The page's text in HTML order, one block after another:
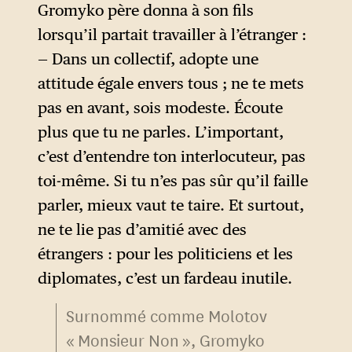
et une décapitation de son
pouvoir souverain. C’est la
raison pour laquelle
Volodymyr Zelensky a encore
déclaré le 11 août qu’il
considérait qu’aucune
concession ne serait
susceptible de faire reculer
Vladimir Poutine.
Gromyko père donna à son fils
lorsqu’il partait travailler à l’étranger :
— Dans un collectif, adopte une
attitude égale envers tous ; ne te mets
pas en avant, sois modeste. Écoute
plus que tu ne parles. L’important,
c’est d’entendre ton interlocuteur, pas
toi-même. Si tu n’es pas sûr qu’il faille
parler, mieux vaut te taire. Et surtout,
ne te lie pas d’amitié avec des
étrangers : pour les politiciens et les
diplomates, c’est un fardeau inutile.
Surnommé comme Molotov
« Monsieur Non », Gromyko